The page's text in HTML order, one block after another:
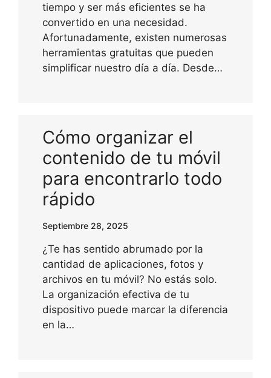
tiempo y ser más eficientes se ha
convertido en una necesidad.
Afortunadamente, existen numerosas
herramientas gratuitas que pueden
simplificar nuestro día a día. Desde…
Cómo organizar el
contenido de tu móvil
para encontrarlo todo
rápido
Septiembre 28, 2025
¿Te has sentido abrumado por la
cantidad de aplicaciones, fotos y
archivos en tu móvil? No estás solo.
La organización efectiva de tu
dispositivo puede marcar la diferencia
en la…